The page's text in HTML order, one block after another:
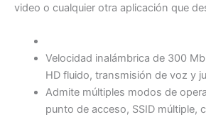
video o cualquier otra aplicación que
Velocidad inalámbrica de 300
HD fluido, transmisión de voz y
Admite múltiples modos de
punto de acceso, SSID múltiple,